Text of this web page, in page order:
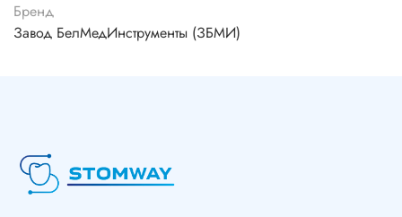
Бренд
Завод БелМедИнструменты (ЗБМИ)